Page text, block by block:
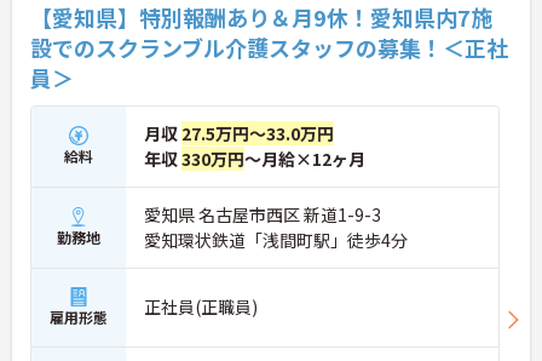
【愛知県】特別報酬あり＆月9休！愛知県内7施
設でのスクランブル介護スタッフの募集！＜正社
員＞
給料
月収 27.5万円～33.0万円
年収330万円～月給×12ヶ月
勤務地
愛知県 名古屋市西区 新道1-9-3
愛知環状鉄道「浅間町駅」徒歩4分
雇用形態 正社員(正職員)